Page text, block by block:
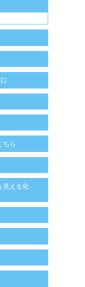
ちら
見える化